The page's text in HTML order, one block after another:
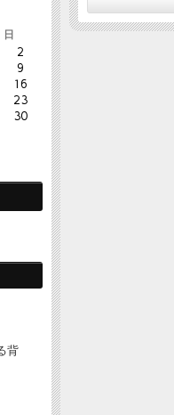
日
2
9
16
23
30
背